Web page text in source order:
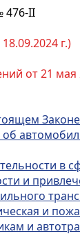
476-II
г.)
от 21
Законе
об
в
и
и
и